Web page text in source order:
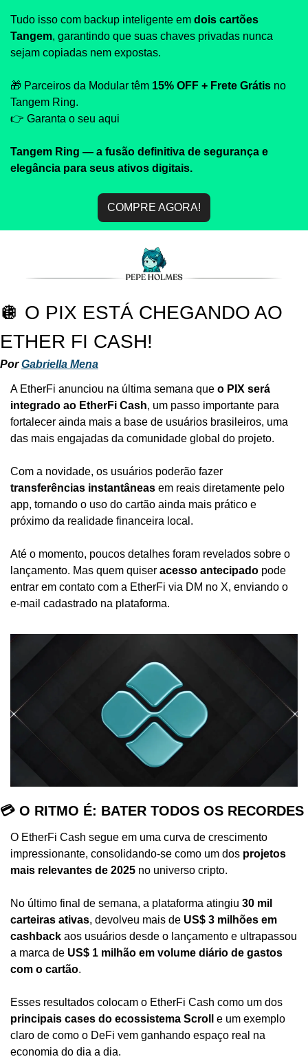
Tudo isso com backup inteligente em dois cartões
Tangem, garantindo que suas chaves privadas nunca
sejam copiadas nem expostas.
🎁 Parceiros da Modular têm 15% OFF + Frete Grátis no
Tangem Ring.
👉 Garanta o seu aqui
Tangem Ring — a fusão definitiva de segurança e
elegância para seus ativos digitais.
COMPRE AGORA!
🪩 O PIX ESTÁ CHEGANDO AO
ETHER FI CASH!
Por Gabriella Mena
A EtherFi anunciou na última semana que o PIX será
integrado ao EtherFi Cash, um passo importante para
fortalecer ainda mais a base de usuários brasileiros, uma
das mais engajadas da comunidade global do projeto.
transferências instantâneas em reais diretamente pelo
app, tornando o uso do cartão ainda mais prático e
próximo da realidade financeira local.
Até o momento, poucos detalhes foram revelados sobre o
lançamento. Mas quem quiser acesso antecipado pode
entrar em contato com a EtherFi via DM no X, enviando o
e-mail cadastrado na plataforma.
💳 O RITMO É: BATER TODOS OS RECORDES
O EtherFi Cash segue em uma curva de crescimento
impressionante, consolidando-se como um dos projetos
mais relevantes de 2025 no universo cripto.
No último final de semana, a plataforma atingiu 30 mil
carteiras ativas, devolveu mais de US$ 3 milhões em
cashback aos usuários desde o lançamento e ultrapassou
a marca de US$ 1 milhão em volume diário de gastos
com o cartão.
principais cases do ecossistema Scroll
e um exemplo
claro de como o DeFi vem ganhando espaço real na
economia do dia a dia.